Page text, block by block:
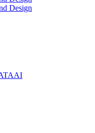
Design